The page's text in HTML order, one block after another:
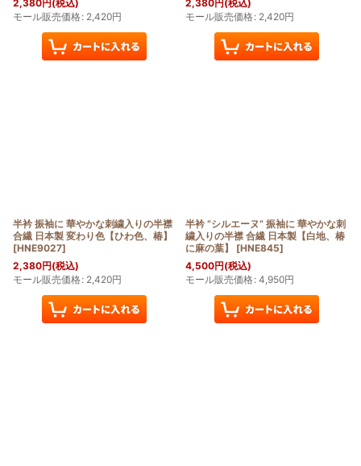
2,380円 (税込)
モール販売価格: 2,420円
2,380円 (税込)
モール販売価格: 2,420円
半衿 振袖に 華やかな刺繍入りの半襟
合繊 日本製 変わり色【ひわ色、椿】
[HNE9027]
2,380円(税込)
モール販売価格: 2,420円
半衿 ”シルエーヌ” 振袖に 華やかな刺
繍入りの半襟 合繊 日本製【白地、椿
に麻の葉】
[HNE845]
4,500円(税込)
モール販売価格: 4,950円